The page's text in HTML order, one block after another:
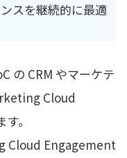
スを継続的に最適
の CRM やマーケテ
Cloud
。
Cloud Engagement